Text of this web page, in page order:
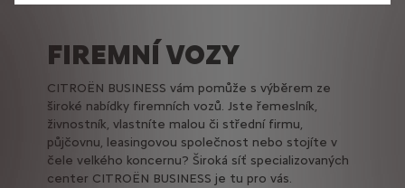
FIREMNÍ VOZY
CITROËN BUSINESS vám pomůže s výběrem ze
široké nabídky firemních vozů. Jste řemeslník,
živnostník, vlastníte malou či střední firmu,
půjčovnu, leasingovou společnost nebo stojíte v
čele velkého koncernu? Široká síť specializovaných
center CITROËN BUSINESS je tu pro vás.